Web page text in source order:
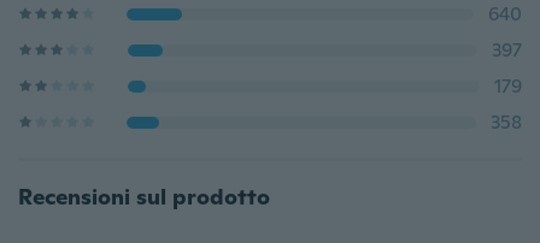
640
397
179
358
Recensioni sul prodotto